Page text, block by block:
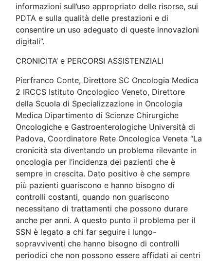
informazioni sull’uso appropriato delle risorse, sui
PDTA e sulla qualità delle prestazioni e di
consentire un uso adeguato di queste innovazioni
digitali”.
CRONICITA’ e PERCORSI ASSISTENZIALI
Pierfranco Conte, Direttore SC Oncologia Medica
2 IRCCS Istituto Oncologico Veneto, Direttore
della Scuola di Specializzazione in Oncologia
Medica Dipartimento di Scienze Chirurgiche
Oncologiche e Gastroenterologiche Università di
Padova, Coordinatore Rete Oncologica Veneta “La
cronicità sta diventando un problema rilevante in
oncologia per l’incidenza dei pazienti che è
sempre in crescita. Dato positivo è che sempre
più pazienti guariscono e hanno bisogno di
controlli costanti, quando non guariscono
necessitano di trattamenti che possono durare
anche per anni. A questo punto il problema per il
SSN è legato a chi far seguire i lungo-
sopravviventi che hanno bisogno di controlli
periodici che non possono essere affidati ai centri